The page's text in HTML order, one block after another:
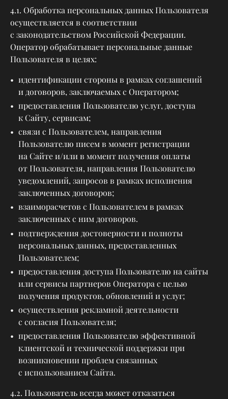
4.1. Обработка персональных данных Пользователя
осуществляется в соответствии
с законодательством Российской Федерации.
Оператор обрабатывает персональные данные
Пользователя в целях:
идентификации стороны в рамках соглашений
и договоров, заключаемых с Оператором;
предоставления Пользователю услуг, доступа
к Сайту, сервисам;
связи с Пользователем, направления
Пользователю писем в момент регистрации
на Сайте и/или в момент получения оплаты
от Пользователя, направления Пользователю
уведомлений, запросов в рамках исполнения
заключенных договоров;
взаиморасчетов с Пользователем в рамках
заключенных с ним договоров.
подтверждения достоверности и полноты
персональных данных, предоставленных
Пользователем;
предоставления доступа Пользователю на сайты
или сервисы партнеров Оператора с целью
получения продуктов, обновлений и услуг;
осуществления рекламной деятельности
с согласия Пользователя;
предоставления Пользователю эффективной
клиентской и технической поддержки при
возникновении проблем связанных
с использованием Сайта.
4.2. Пользователь всегда может отказаться